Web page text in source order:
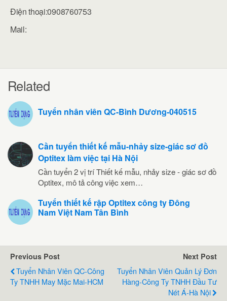
Điện thoại:0908760753
Mail:
Related
Tuyển nhân viên QC-Bình Dương-040515
Cần tuyển thiết kế mẫu-nhảy size-giác sơ đồ
Optitex làm việc tại Hà Nội
Cần tuyển 2 vị trí Thiết kế mẫu, nhảy size - giác sơ đồ
Optitex, mô tả công việc xem…
Tuyển thiết kế rập Optitex công ty Đông
Nam Việt Nam Tân Bình
Previous Post
Tuyển Nhân Viên QC-Công
Ty TNHH May Mặc Mai-HCM
Next Post
Tuyển Nhân Viên Quản Lý Đơn
Hàng-Công Ty TNHH Đầu Tư
Nét Á-Hà Nội